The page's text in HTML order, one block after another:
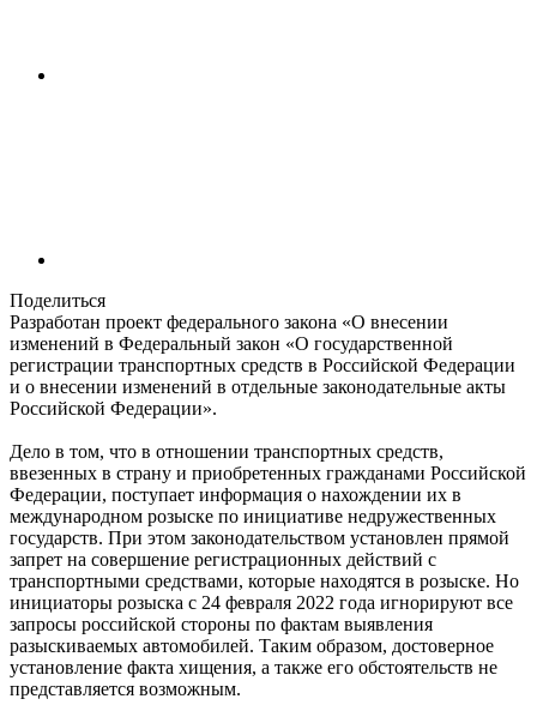
Поделиться
Разработан проект федерального закона «О внесении
изменений в Федеральный закон «О государственной
регистрации транспортных средств в Российской Федерации
и о внесении изменений в отдельные законодательные акты
Российской Федерации».
Дело в том, что в отношении транспортных средств,
ввезенных в страну и приобретенных гражданами Российской
Федерации, поступает информация о нахождении их в
международном розыске по инициативе недружественных
государств. При этом законодательством установлен прямой
запрет на совершение регистрационных действий с
транспортными средствами, которые находятся в розыске. Но
инициаторы розыска с 24 февраля 2022 года игнорируют все
запросы российской стороны по фактам выявления
разыскиваемых автомобилей. Таким образом, достоверное
установление факта хищения, а также его обстоятельств не
представляется возможным.